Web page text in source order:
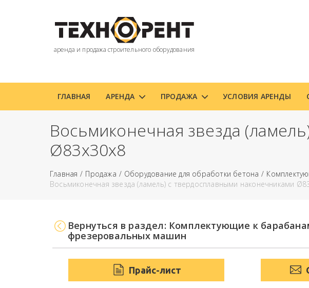
аренда и продажа строительного оборудования
ГЛАВНАЯ АРЕНДА ПРОДАЖА УСЛОВИЯ АРЕНДЫ
Восьмиконечная звезда
Ø83х30х8
Главная Продажа Оборудование для обработки бетона
Восьмиконечная звезда (ламель) с твердосплавными наконечниками
Вернуться в раздел: Комплектующие к
фрезеровальных машин
Прайс-лист